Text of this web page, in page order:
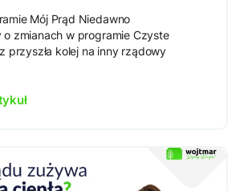
Mój Prąd Niedawno
o zmianach w programie Czyste
przyszła kolej na inny rządowy